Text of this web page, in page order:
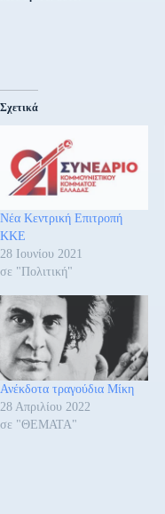
Σχετικά
Νέα Κεντρική Επιτροπή
ΚΚΕ
28 Ιουνίου 2021
σε "Πολιτική"
Ανέκδοτα τραγούδια Μίκη
28 Απριλίου 2022
σε "ΘΕΜΑΤΑ"